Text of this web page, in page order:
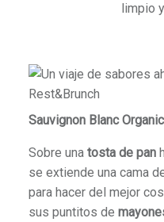
limpio
Sauvignon Blanc
Sobre una tosta de pan
se extiende una cama
para hacer del mejor
sus puntitos de